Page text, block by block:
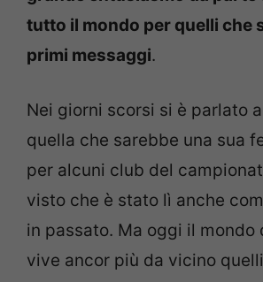
tutto il mondo per quelli che
primi messaggi.
Nei giorni scorsi si è parlato
quella che sarebbe una sua
per alcuni club del
visto che è stato lì anche
in passato. Ma oggi il mondo
vive ancor più da vicino